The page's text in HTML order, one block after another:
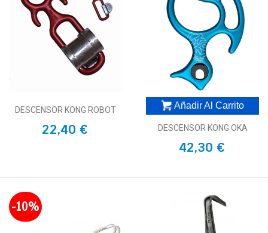
DESCENSOR KONG ROBOT
22,40 €
Añadir Al Carrito
DESCENSOR KONG OKA
42,30 €
-10%